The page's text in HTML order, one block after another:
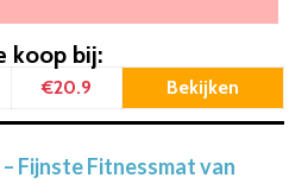
koop bij:
€20.9 Bekijken
– Fijnste Fitnessmat van